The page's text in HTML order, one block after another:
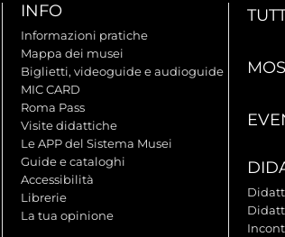
INFO
Informazioni pratiche
Mappa dei musei
Biglietti, videoguide e audioguide
MIC CARD
Roma Pass
Visite didattiche
Le APP del Sistema Musei
Guide e cataloghi
Accessibilità
Librerie
La tua opinione